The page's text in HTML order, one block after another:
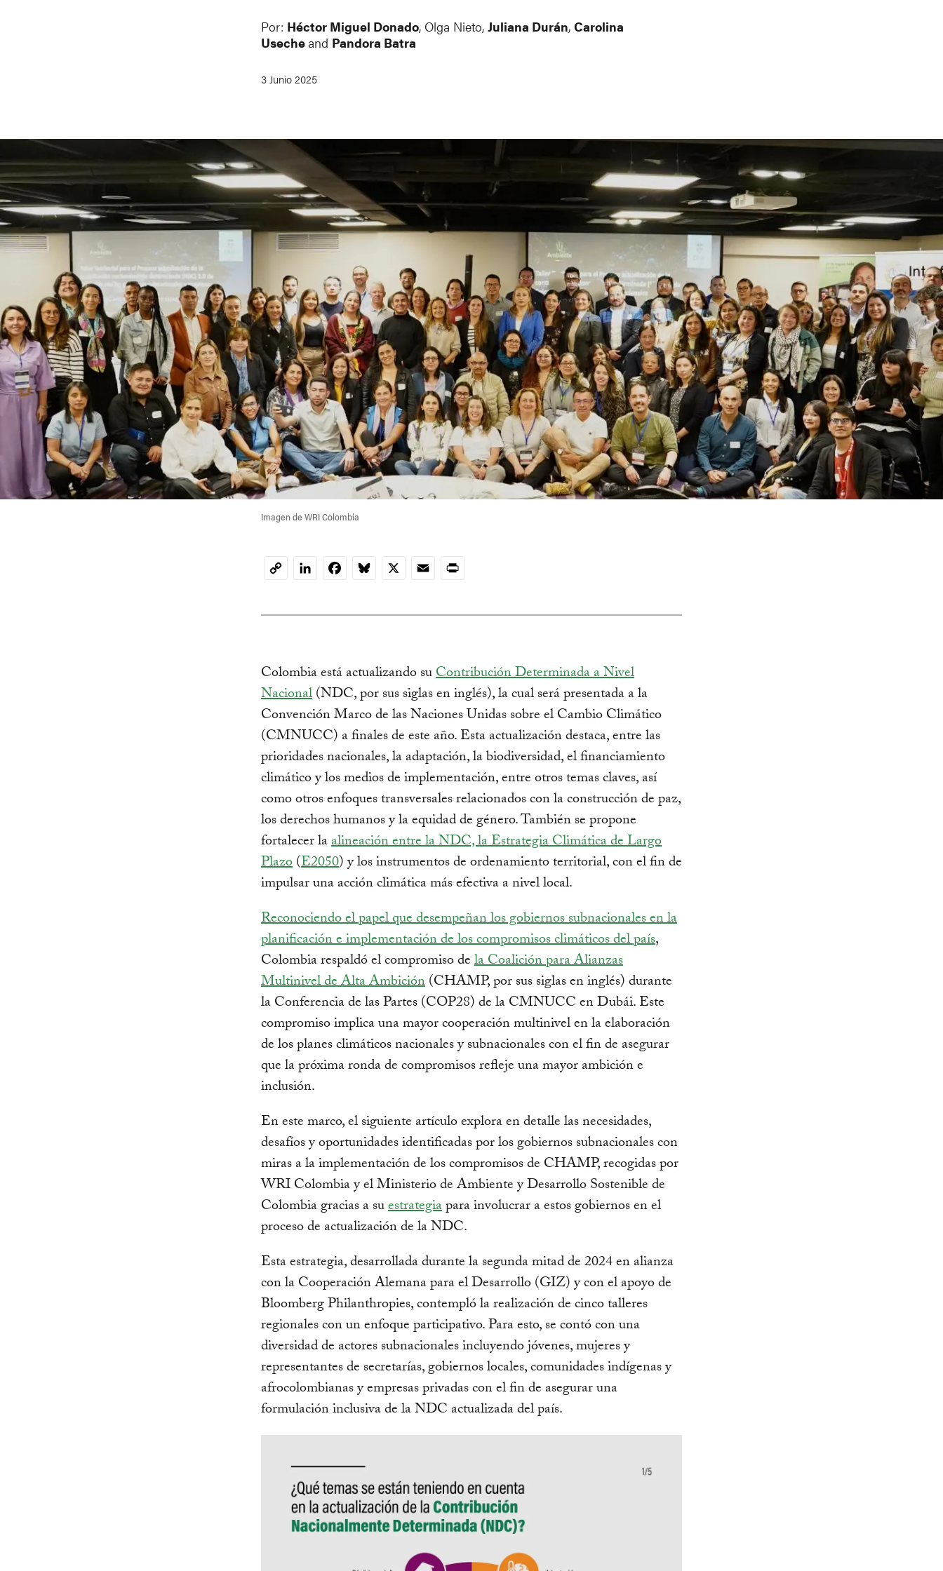
Por: Héctor Miguel Donado, Olga Nieto, Juliana Durán, Carolina
Usecheand Pandora Batra
3 Junio 2025
CopyLinkedInFacebookBluesky
X EmailPrint
Imagen de WRI Colombia
Colombia está actualizando suContribución Determinada a Nivel
Nacional(NDC, por sus siglas en inglés), la cual será presentada a la
Convención Marco de las Naciones Unidas sobre el Cambio Climático
(CMNUCC) a finales de este año. Esta actualización destaca, entre las
prioridades nacionales, la adaptación, la biodiversidad, el financiamiento
climático y los medios de implementación, entre otros temas claves, así
como otros enfoques transversales relacionados con la construcción de paz,
los derechos humanos y la equidad de género. También se propone
fortalecer laalineación entre la NDC, la Estrategia Climática de Largo
Plazo(E2050) y los instrumentos de ordenamiento territorial, con el fin de
impulsar una acción climática más efectiva a nivel local.
Reconociendo el papel que desempeñan los gobiernos subnacionales en la
planificación e implementación de los compromisos climáticos del país,
Colombia respaldó el compromiso dela Coalición para Alianzas
Multinivel de Alta Ambición(CHAMP, por sus siglas en inglés) durante
la Conferencia de las Partes (COP28) de la CMNUCC en Dubái. Este
compromiso implica una mayor cooperación multinivel en la elaboración
de los planes climáticos nacionales y subnacionales con el fin de asegurar
que la próxima ronda de compromisos refleje una mayor ambición e
inclusión.
En este marco, el siguiente artículo explora en detalle las necesidades,
desafíos y oportunidades identificadas por los gobiernos subnacionales con
miras a la implementación de los compromisos de CHAMP, recogidas por
WRI Colombia y el Ministerio de Ambiente y Desarrollo Sostenible de
Colombia gracias a suestrategiapara involucrar a estos gobiernos en el
proceso de actualización de la NDC.
Esta estrategia, desarrollada durante la segunda mitad de 2024 en alianza
con la Cooperación Alemana para el Desarrollo (GIZ) y con el apoyo de
Bloomberg Philanthropies, contempló la realización de cinco talleres
regionales con un enfoque participativo. Para esto, se contó con una
diversidad de actores subnacionales incluyendo jóvenes, mujeres y
representantes de secretarías, gobiernos locales, comunidades indígenas y
afrocolombianas y empresas privadas con el fin de asegurar una
formulación inclusiva de la NDC actualizada del país.